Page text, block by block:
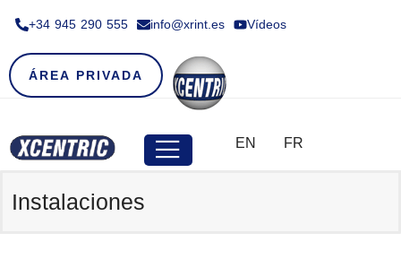
+34 945 290 555​ info@xrint.es Vídeos
ÁREA PRIVADA
EN FR
Instalaciones